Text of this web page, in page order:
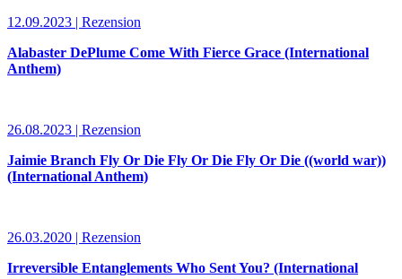
12.09.2023 | Rezension
Alabaster DePlume Come With Fierce Grace (International
Anthem)
26.08.2023 | Rezension
Jaimie Branch Fly Or Die Fly Or Die Fly Or Die ((world war))
(International Anthem)
26.03.2020 | Rezension
Irreversible Entanglements Who Sent You? (International